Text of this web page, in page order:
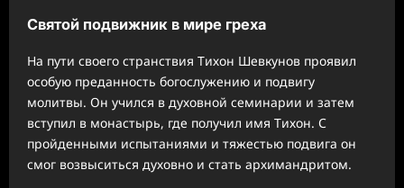
Святой подвижник в мире греха
На пути своего странствия Тихон Шевкунов проявил
особую преданность богослужению и подвигу
молитвы. Он учился в духовной семинарии и затем
вступил в монастырь, где получил имя Тихон. С
пройденными испытаниями и тяжестью подвига он
смог возвыситься духовно и стать архимандритом.